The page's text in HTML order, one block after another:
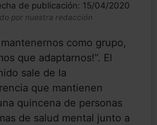
de publicación: 15/04/2020
por nuestra redacción
como grupo,
que adaptarnos!”. El
sale de la
que mantienen
quincena de personas
de salud mental junto a